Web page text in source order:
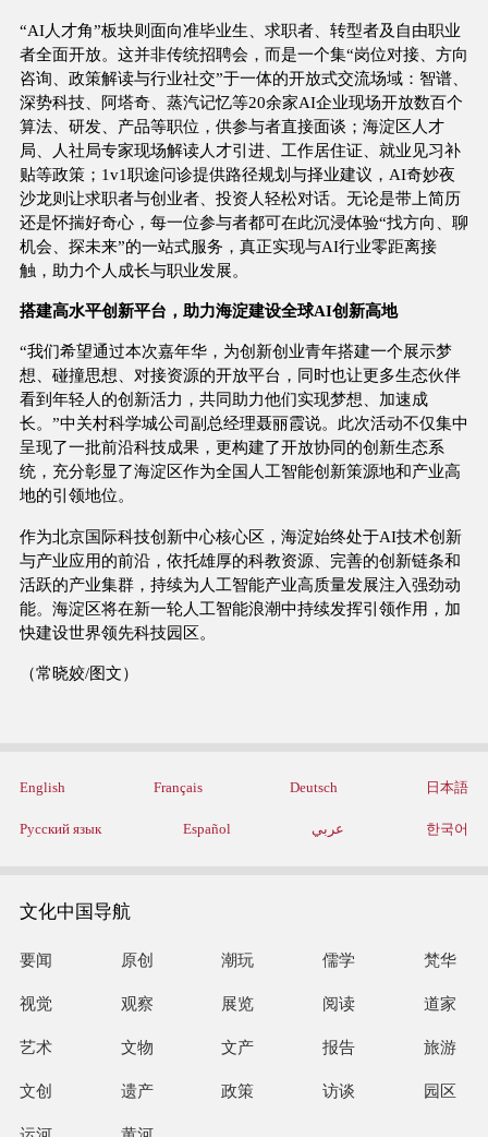
“AI人才角”板块则面向准毕业生、求职者、转型者及自由职业
者全面开放。这并非传统招聘会，而是一个集“岗位对接、方向
咨询、政策解读与行业社交”于一体的开放式交流场域：智谱、
深势科技、阿塔奇、蒸汽记忆等20余家AI企业现场开放数百个
算法、研发、产品等职位，供参与者直接面谈；海淀区人才
局、人社局专家现场解读人才引进、工作居住证、就业见习补
贴等政策；1v1职途问诊提供路径规划与择业建议，AI奇妙夜
沙龙则让求职者与创业者、投资人轻松对话。无论是带上简历
还是怀揣好奇心，每一位参与者都可在此沉浸体验“找方向、聊
机会、探未来”的一站式服务，真正实现与AI行业零距离接
触，助力个人成长与职业发展。
搭建高水平创新平台，助力海淀建设全球AI创新高地
“我们希望通过本次嘉年华，为创新创业青年搭建一个展示梦
想、碰撞思想、对接资源的开放平台，同时也让更多生态伙伴
看到年轻人的创新活力，共同助力他们实现梦想、加速成
长。”中关村科学城公司副总经理聂丽霞说。此次活动不仅集中
呈现了一批前沿科技成果，更构建了开放协同的创新生态系
统，充分彰显了海淀区作为全国人工智能创新策源地和产业高
地的引领地位。
作为北京国际科技创新中心核心区，海淀始终处于AI技术创新
与产业应用的前沿，依托雄厚的科教资源、完善的创新链条和
活跃的产业集群，持续为人工智能产业高质量发展注入强劲动
能。海淀区将在新一轮人工智能浪潮中持续发挥引领作用，加
快建设世界领先科技园区。
（常晓姣/图文）
English Français Deutsch 日本語
Русский язык Español عربي 한국어
文化中国导航
要闻 原创 潮玩 儒学 梵华
视觉 观察 展览 阅读 道家
艺术 文物 文产 报告 旅游
文创 遗产 政策 访谈 园区